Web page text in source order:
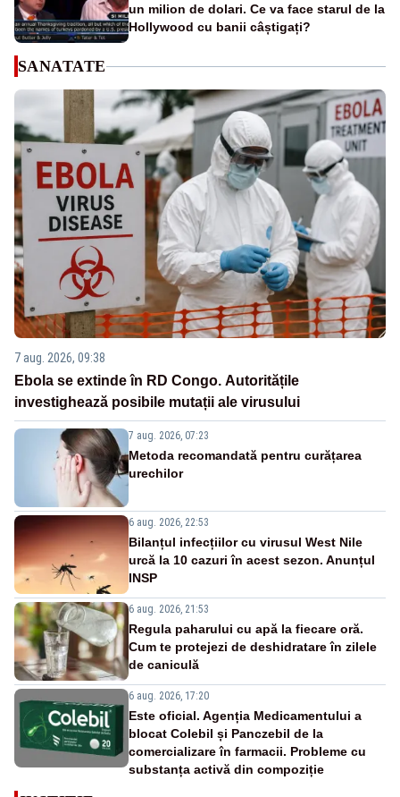
un milion de dolari. Ce va face starul de la
Hollywood cu banii câștigați?
SANATATE
7 aug. 2026, 09:38
Ebola se extinde în RD Congo. Autoritățile
investighează posibile mutații ale virusului
7 aug. 2026, 07:23
Metoda recomandată pentru curățarea
urechilor
6 aug. 2026, 22:53
Bilanțul infecțiilor cu virusul West Nile
urcă la 10 cazuri în acest sezon. Anunțul
INSP
6 aug. 2026, 21:53
Regula paharului cu apă la fiecare oră.
Cum te protejezi de deshidratare în zilele
de caniculă
6 aug. 2026, 17:20
Este oficial. Agenția Medicamentului a
blocat Colebil și Panczebil de la
comercializare în farmacii. Probleme cu
substanța activă din compoziție